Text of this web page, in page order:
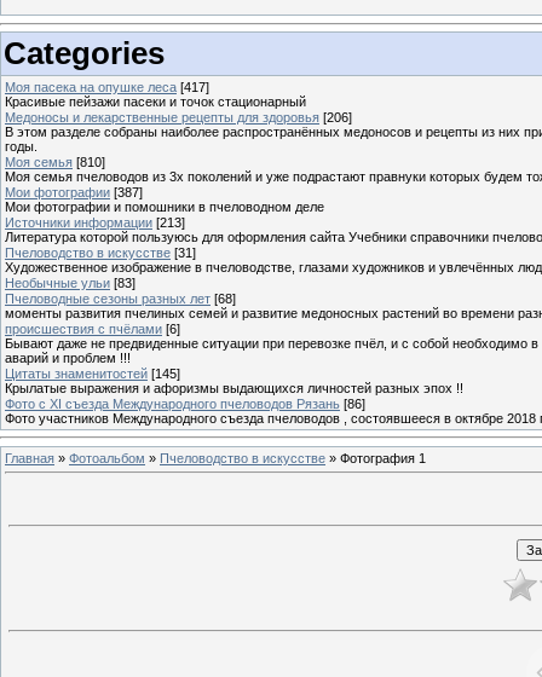
Categories
Моя пасека на опушке леса [417]
Красивые пейзажи пасеки и точок стационарный
Медоносы и лекарственные рецепты для здоровья [206]
В этом разделе собраны наиболее распространённых медоносов и рецепты из них
годы.
Моя семья [810]
Моя семья пчеловодов из 3х поколений и уже подрастают правнуки которых будем
Мои фотографии [387]
Мои фотографии и помошники в пчеловодном деле
Источники информации [213]
Литература которой пользуюсь для оформления сайта Учебники справочники
Пчеловодство в искусстве [31]
Художественное изображение в пчеловодстве, глазами художников и увлечённых
Необычные ульи [83]
Пчеловодные сезоны разных лет [68]
моменты развития пчелиных семей и развитие медоносных растений во времени
происшествия с пчёлами [6]
Бывают даже не предвиденные ситуации при перевозке пчёл, и с собой необходимо
аварий и проблем !!!
Цитаты знаменитостей [145]
Крылатые выражения и афоризмы выдающихся личностей разных эпох !!
Фото с XI съезда Международного пчеловодов Рязань [86]
Фото участников Международного съезда пчеловодов , состоявшееся в октябре 2018
Главная » Фотоальбом » Пчеловодство в искусстве » Фотография 1